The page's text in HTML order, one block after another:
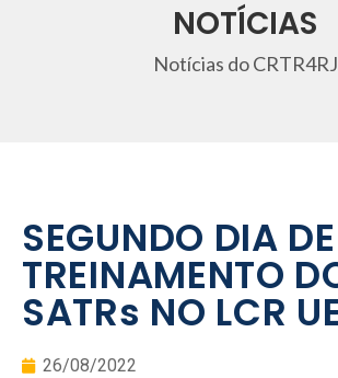
NOTÍCIAS
Notícias do CRTR4RJ
SEGUNDO DIA DE
TREINAMENTO
SATRs NO LCR
26/08/2022